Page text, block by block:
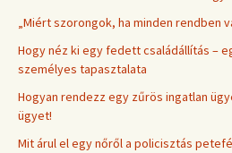
„Miért szorongok, ha minden rendben
Hogy néz ki egy fedett családállítás –
személyes tapasztalata
Hogyan rendezz egy zűrös ingatlan
ügyet!
Mit árul el egy nőről a policisztás